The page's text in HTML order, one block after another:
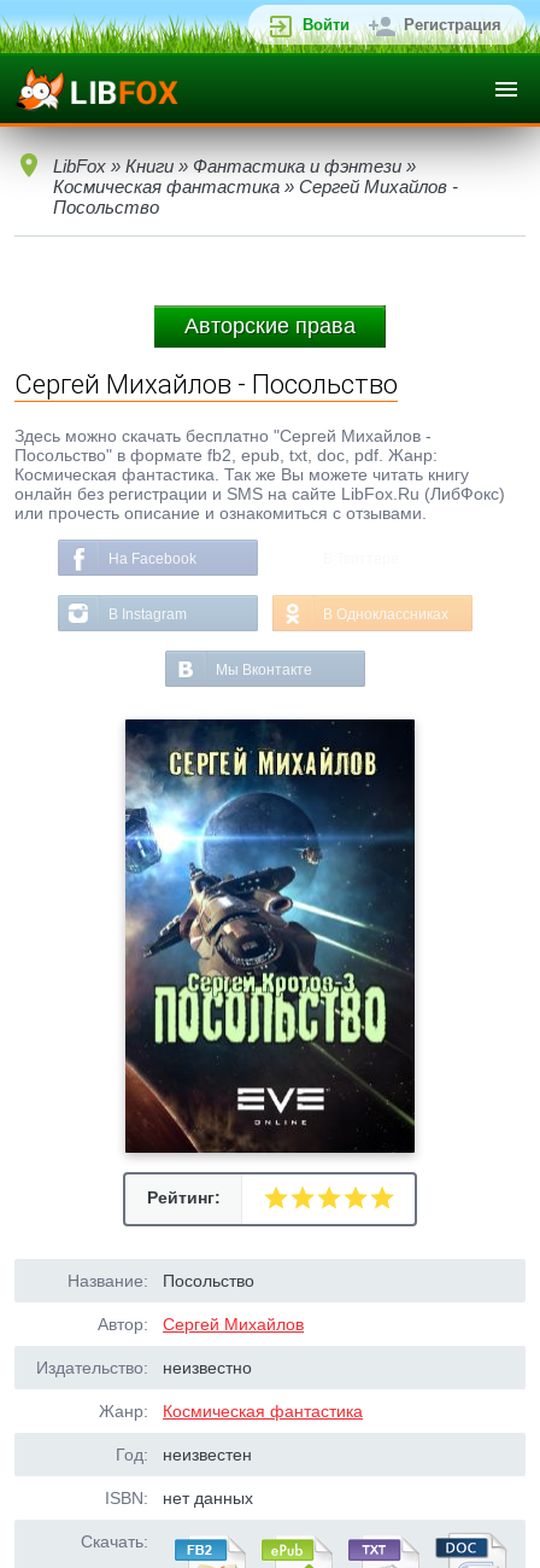
Войти Регистрация
LibFox » Книги » Фантастика и фэнтези »
Космическая фантастика » Сергей Михайлов -
Посольство
Авторские права
Сергей Михайлов - Посольство
Здесь можно скачать бесплатно "Сергей Михайлов -
Посольство" в формате fb2, epub, txt, doc, pdf. Жанр:
Космическая фантастика. Так же Вы можете читать книгу
онлайн без регистрации и SMS на сайте LibFox.Ru (ЛибФокс)
или прочесть описание и ознакомиться с отзывами.
На Facebook
В Instagram В Одноклассниках
Мы Вконтакте
Рейтинг:
Название: Посольство
Автор: Сергей Михайлов
Издательство: неизвестно
Жанр: Космическая фантастика
Год: неизвестен
ISBN: нет данных
Скачать: